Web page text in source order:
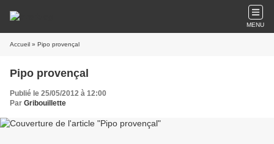
MENU
Accueil » Pipo provençal
Pipo provençal
Publié le 25/05/2012 à 12:00
Par Gribouillette